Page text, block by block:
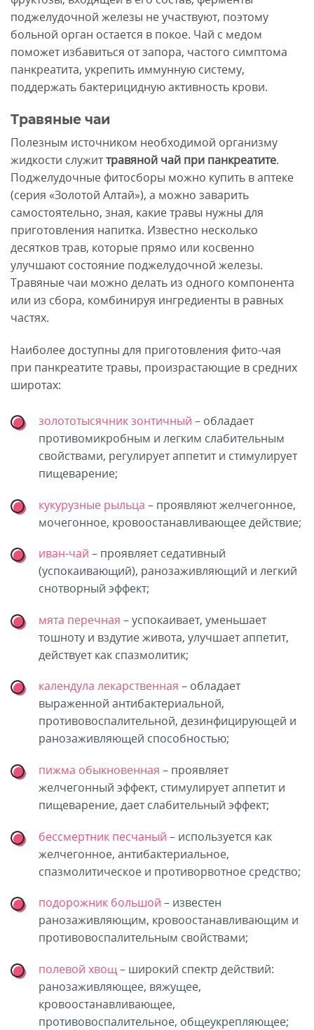
поджелудочной железы не участвуют, поэтому
больной орган остается в покое. Чай с медом
поможет избавиться от запора, частого симптома
панкреатита, укрепить иммунную систему,
поддержать бактерицидную активность крови.
Травяные чаи
Полезным источником необходимой организму
жидкости служиттравяной чай при панкреатите.
Поджелудочные фитосборы можно купить в аптеке
(серия «Золотой Алтай»), а можно заварить
самостоятельно, зная, какие травы нужны для
приготовления напитка. Известно несколько
десятков трав, которые прямо или косвенно
улучшают состояние поджелудочной железы.
Травяные чаи можно делать из одного компонента
или из сбора, комбинируя ингредиенты в равных
частях.
Наиболее доступны для приготовления фито-чая
при панкреатите травы, произрастающие в средних
широтах:
золототысячник зонтичный – обладает
противомикробным и легким слабительным
свойствами, регулирует аппетит и стимулирует
пищеварение;
кукурузные рыльца – проявляют желчегонное,
мочегонное, кровоостанавливающее действие;
иван-чай – проявляет седативный
(успокаивающий), ранозаживляющий и легкий
снотворный эффект;
мята перечная – успокаивает, уменьшает
тошноту и вздутие живота, улучшает аппетит,
действует как спазмолитик;
календула лекарственная – обладает
выраженной антибактериальной,
противовоспалительной, дезинфицирующей и
ранозаживляющей способностью;
пижма обыкновенная – проявляет
желчегонный эффект, стимулирует аппетит и
пищеварение, дает слабительный эффект;
бессмертник песчаный – используется как
желчегонное, антибактериальное,
спазмолитическое и противорвотное средство;
подорожник большой – известен
ранозаживляющим, кровоостанавливающим и
противовоспалительным свойствами;
полевой хвощ– широкий спектр действий:
ранозаживляющее, вяжущее,
кровоостанавливающее,
противовоспалительное, общеукрепляющее;